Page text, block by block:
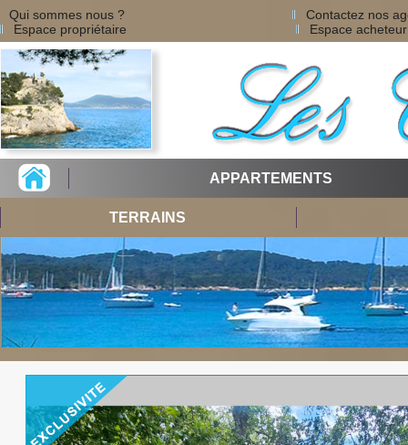
Qui sommes nous ?
Contactez nos
Espace propriétaire
Espace acheteur
APPARTEMENTS
TERRAINS